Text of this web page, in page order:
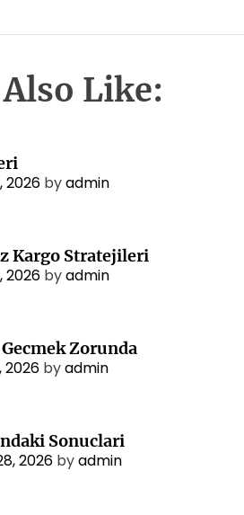
Like:
2026 byadmin
Kargo Stratejileri
2026 byadmin
Zorunda
2026 byadmin
Sonuclari
2026 byadmin